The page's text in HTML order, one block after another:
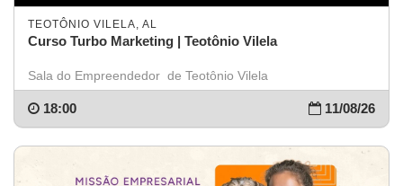
TEOTÔNIO VILELA, AL
Curso Turbo Marketing | Teotônio Vilela
Sala do Empreendedor de Teotônio Vilela
11/08/26
18:00